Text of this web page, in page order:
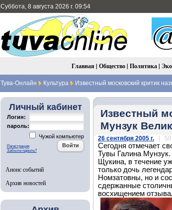
Суббота, 8 августа 2026 г. 09:54
Главная | Общество| Политика|
Тува-Онлайн Культура Известный московский критик
Личный кабинет
Логин:
пароль:
Чужой компьютер
Регистрация
Забыли пароль?
Анонс событий
Архив новостей
Известный
Мунзук
26 сентября 2005 г. |
Сегодня отмечает
Тувы Галина Мунзук.
Щукина, в течение
только дочь
Номзатовны, но и
сдержанные
восхищением